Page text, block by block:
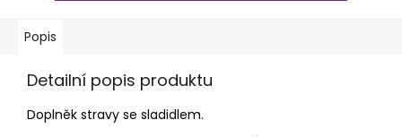
Popis
Detailní popis produktu
Doplněk stravy se sladidlem.